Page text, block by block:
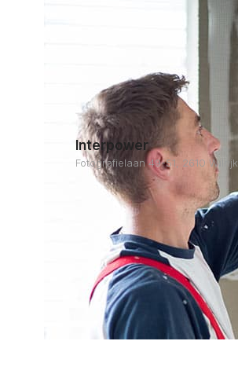
Interpower
Fotografielaan 49-51, 2610 Wilrijk